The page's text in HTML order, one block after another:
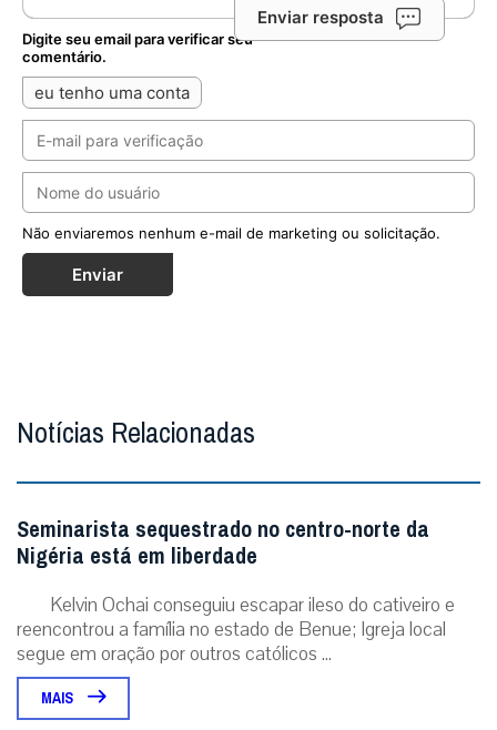
Enviar resposta
Digite seu email para verificar seu
comentário.
eu tenho uma conta
Não enviaremos nenhum e-mail de marketing ou solicitação.
Enviar
Notícias Relacionadas
Seminarista sequestrado no centro-norte da
Nigéria está em liberdade
Kelvin Ochai conseguiu escapar ileso do cativeiro e
reencontrou a família no estado de Benue; Igreja local
segue em oração por outros católicos ...
MAIS